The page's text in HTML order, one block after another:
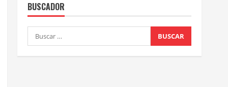
BUSCADOR
Buscar: